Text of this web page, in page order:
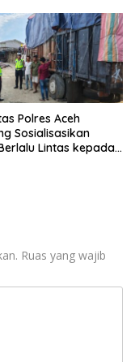
Polres Aceh
Sosialisasikan
Lintas kepada
Ruas yang wajib